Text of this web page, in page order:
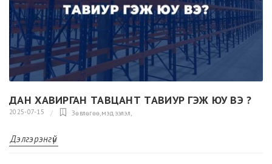
ДАН ХАВИРГАН ТАВЦАНТ ТАВИУР ГЭЖ ЮУ ВЭ ?
2025-07-15 Зөвлөгөө,мэдээлэл,
Дэлгэрэнгүй